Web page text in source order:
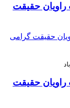
راویان حقیقت
راویان حقیقت